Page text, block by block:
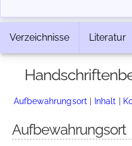
Verzeichnisse Literatur
Aufbewahrungsort | Inhalt |
Aufbewahrungsort